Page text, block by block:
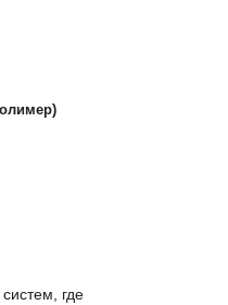
где